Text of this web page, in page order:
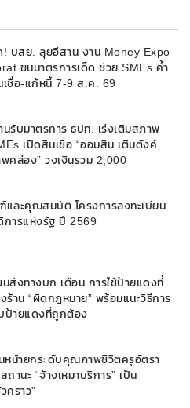
! บสย. ลุยอีสาน งาน Money Expo
ขนมาตรการเด็ด ช่วย SMEs ค้ำ
เชื่อ-แก้หนี้ 7-9 ส.ค. 69
รับมาตรการ ธปท. เร่งเติมสภาพ
เปิดสินเชื่อ “ออมสิน เติมตังค์
คล่อง” วงเงินรวม 2,000
และคุณสมบัติ โครงการลงทะเบียน
การแห่งรัฐ ปี 2569
ส่งทางบก เตือน การใช้ป้ายแดงที่
ร้าน “ผิดกฎหมาย” พร้อมแนะวิธีการ
ป้ายแดงที่ถูกต้อง
หน้ายกระดับคุณภาพชีวิตครูอัตรา
านะ “จ้างเหมาบริการ” เป็น
คราว”